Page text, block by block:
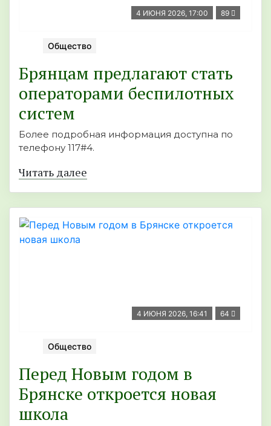
4 ИЮНЯ 2026, 17:00 89
Общество
Брянцам предлагают стать
операторами беспилотных
систем
Более подробная информация доступна по
телефону 117#4.
Читать далее
4 ИЮНЯ 2026, 16:41 64
Общество
Перед Новым годом в
Брянске откроется новая
школа